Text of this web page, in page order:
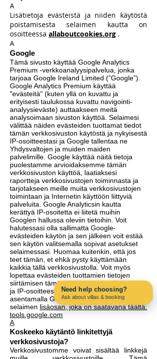
A
Lisätietoja evästeistä ja niiden käytöstä
poistamisesta selaimen kautta on
osoitteessa allaboutcookies.org .
A
Google
Tämä sivusto käyttää Google Analytics
Premium -verkkoanalyysipalvelua, jonka
tarjoaa Google Ireland Limited (”Google”).
Google Analytics Premium käyttää
"evästeitä" (kuten yllä on kuvattu ja
erityisesti taulukossa kuvattu navigointi-
analyysieväste) auttaakseen meitä
analysoimaan sivuston käyttöä. Selaimesi
välittää näiden evästeiden tuottamat tiedot
tämän verkkosivuston käytöstä ja nykyisestä
IP-osoitteestasi ja Google tallentaa ne
Yhdysvaltojen ja muiden maiden
palvelimille. Google käyttää näitä tietoja
puolestamme arvioidaksemme tämän
verkkosivuston käyttöä, laatiaksesi
raportteja verkkosivustojen toiminnasta ja
tarjotakseen meille muita verkkosivustojen
toimintaan ja Internetin käyttöön liittyviä
palveluita. Google Analyticsin kautta
kerättyä IP-osoitetta ei liitetä muihin
Googlen hallussa oleviin tietoihin. Voit
halutessasi olla sallimatta Google-
evästeiden käytön ja sen jälkeen voit estää
sen käytön valitsemalla sopivat asetukset
selaimessasi. Huomaa kuitenkin, että jos
teet tämän, et ehkä pysty käyttämään
kaikkia tällä verkkosivustolla. Voit myös
lopettaa evästeiden tuottamien tietojen
siirtämisen tämän verkkosivuston käytöstä
ja IP-osoitteestasi Googlelle lataamalla ja
asentamalla Google Analyticsin opt-out-
selaimen lisäosan, joka on saatavana täältä:
tools.google.com
A
Koskeeko käytäntö linkitettyjä
verkkosivustoja?
Verkkosivustomme voivat sisältää linkkejä
Need help choosing?
Ask about villas & booking
Contact us on WhatsApp